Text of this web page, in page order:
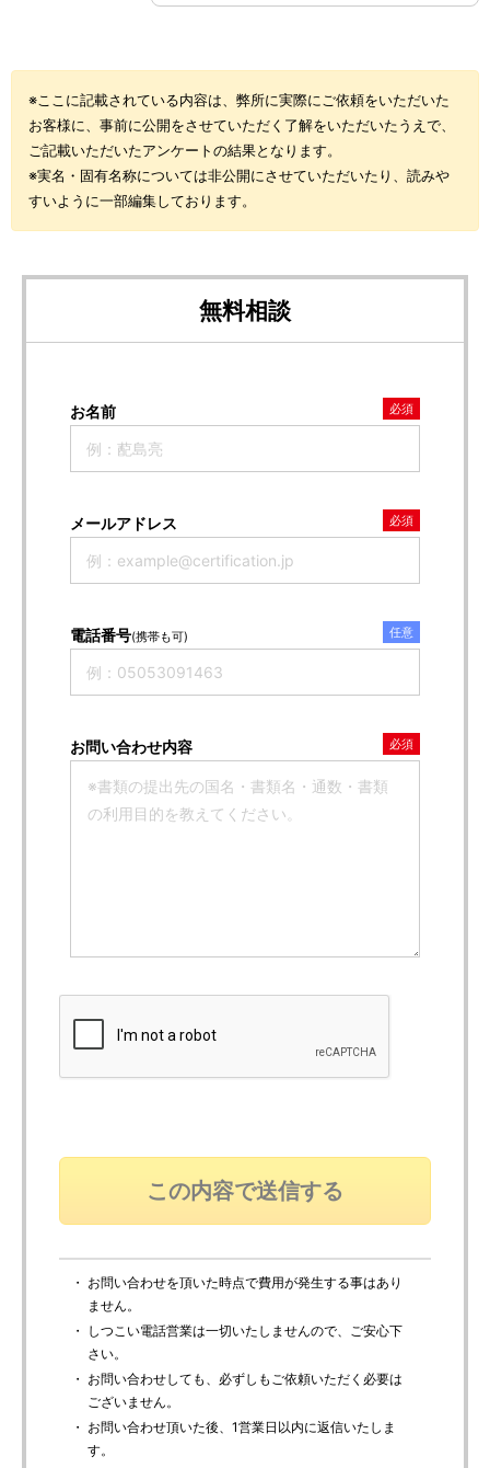
※ここに記載されている内容は、弊所に実際にご依頼をいただいた
お客様に、事前に公開をさせていただく了解をいただいたうえで、
ご記載いただいたアンケートの結果となります。
※実名・固有名称については非公開にさせていただいたり、読みや
すいように一部編集しております。
無料相談
お名前 必須
メールアドレス 必須
電話番号(携帯も可) 任意
お問い合わせ内容 必須
・ お問い合わせを頂いた時点で費用が発生する事はあり
ません。
・ しつこい電話営業は一切いたしませんので、ご安心下
さい。
・ お問い合わせしても、必ずしもご依頼いただく必要は
ございません。
・ お問い合わせ頂いた後、1営業日以内に返信いたしま
す。